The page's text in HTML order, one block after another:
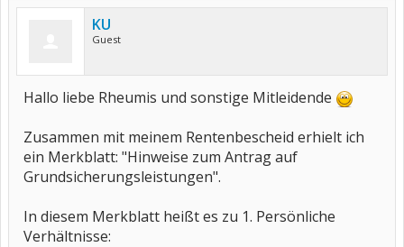
KU
Guest
Hallo liebe Rheumis und sonstige Mitleidende
Zusammen mit meinem Rentenbescheid erhielt ich
ein Merkblatt: "Hinweise zum Antrag auf
Grundsicherungsleistungen".
In diesem Merkblatt heißt es zu 1. Persönliche
Verhältnisse: